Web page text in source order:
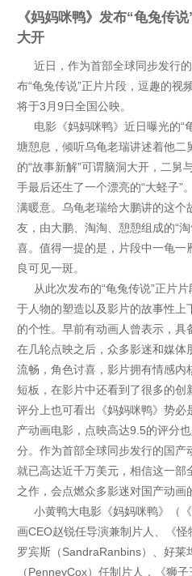
《妈妈咪鸭》发布“龟兔传
大开
近日，作为首部全球同步发行
布“龟兔传说”正片片段，逗趣的视
将于3月9日全国公映。
电影《妈妈咪鸭》近日曝光的“
塘憩息，倾听乌龟老瑞讲述着他二
的“故事新解”可谓脑洞大开，二舅
手最后还生了一个漂亮的“大蛏子”
满暖意。乌龟老瑞给大鹏讲的这个
友，由大鹏、淘淘、憩憩组成的“
喜。值得一提的是，片段中一龟
良可见一斑。
从此次发布的“龟兔传说”正片
于人物的塑造以及影片的故事性上
的个性。早前有动画人曾表示，具
在几轮点映之后，众多影迷和媒体
流畅，角色讨喜，影片拥有情感
短板，在影片中还看到了很多的创
评分上也可看出《妈妈咪鸭》势必
产动画电影，点映高达9.5的评分
分。作为首部全球同步发行的国产
就已高达近千万美元，相信这一
之作，会点燃众多影迷对国产动画
小黄鸭大电影《妈妈咪鸭》（
画CEO赵锐任导演兼制片人、《怪
罗宾斯（SandraRanbins）、好莱
（PenneyCox）任制片人，《狮